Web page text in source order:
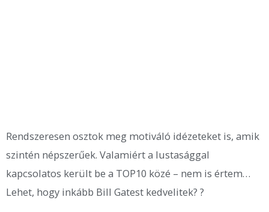
Rendszeresen osztok meg motiváló idézeteket is, amik
szintén népszerűek. Valamiért a lustasággal
kapcsolatos került be a TOP10 közé – nem is értem…
Lehet, hogy inkább Bill Gatest kedvelitek? ?